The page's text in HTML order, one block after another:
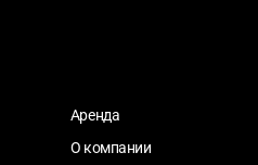
Аренда
О компании